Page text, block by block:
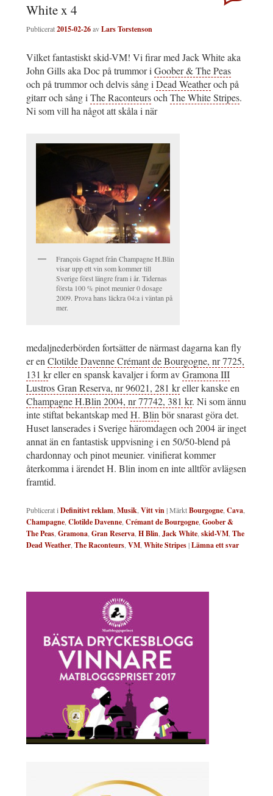
White x 4
Publicerat2015-02-26avLars Torstenson
Vilket fantastiskt skid-VM! Vi firar med Jack White aka
John Gills aka Doc på trummor i Goober & The Peas
och på trummor och delvis sång i Dead Weatheroch på
gitarr och sång i The Raconteursoch The White Stripes.
Ni som vill ha något att skåla i när
François Gagnet från Champagne H.Blin
visar upp ett vin som kommer till
Sverige först längre fram i år. Tidernas
första 100 % pinot meunier 0 dosage
2009. Prova hans läckra 04:a i väntan på
mer.
medaljnederbörden fortsätter de närmast dagarna kan fly
er enClotilde Davenne Crémant de Bourgogne, nr 7725,
131 kr eller en spansk kavaljer i form avGramona III
Lustros Gran Reserva, nr 96021, 281 kreller kanske en
Champagne H.Blin 2004, nr 77742, 381 kr. Ni som ännu
inte stiftat bekantskap medH. Blinbör snarast göra det.
Huset lanserades i Sverige häromdagen och 2004 är inget
annat än en fantastisk uppvisning i en 50/50-blend på
chardonnay och pinot meunier. vinifierat kommer
återkomma i ärendet H. Blin inom en inte alltför avlägsen
framtid.
Publicerat iDefinitivt reklam,Musik,Vitt vin|MärktBourgogne,Cava,
Champagne,Clotilde Davenne,Crémant de Bourgogne,Goober &
The Peas,Gramona,Gran Reserva,H Blin,Jack White,skid-VM,The
Dead Weather,The Raconteurs,VM,White Stripes|Lämna ett svar